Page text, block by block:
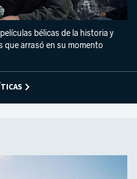
bélicas de la historia y
que arrasó en su momento